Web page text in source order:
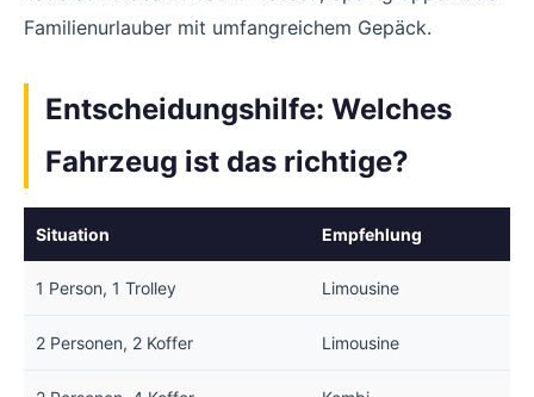
Familienurlauber mit umfangreichem Gepäck.
Entscheidungshilfe: Welches
Fahrzeug ist das richtige?
Situation Empfehlung
1 Person, 1 Trolley Limousine
2 Personen, 2 Koffer Limousine